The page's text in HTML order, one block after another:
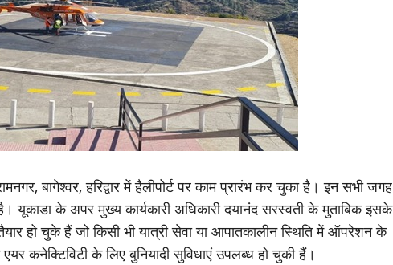
बागेश्वर, हरिद्वार में हैलीपोर्ट पर काम प्रारंभ कर चुका है। इन सभी जगह
यूकाडा के अपर मुख्य कार्यकारी अधिकारी दयानंद सरस्वती के मुताबिक इसके
हो चुके हैं जो किसी भी यात्री सेवा या आपातकालीन स्थिति में ऑपरेशन के
कनेक्टिविटी के लिए बुनियादी सुविधाएं उपलब्ध हो चुकी हैं।